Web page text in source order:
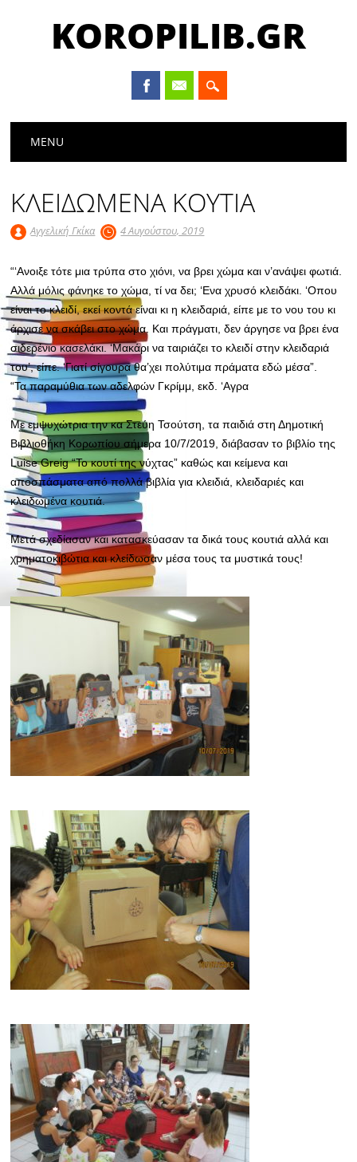
KOROPILIB.GR
Main menu
MENU
ΚΛΕΙΔΩΜΕΝΑ ΚΟΥΤΙΑ
Αγγελική Γκίκα 4 Αυγούστου, 2019
“‘Ανοιξε τότε μια τρύπα στο χιόνι, να βρει χώμα και ν’ανάψει φωτιά.
Αλλά μόλις φάνηκε το χώμα, τί να δει; ‘Ενα χρυσό κλειδάκι. ‘Οπου
είναι το κλειδί, εκεί κοντά είναι κι η κλειδαριά, είπε με το νου του κι
άρχισε να σκάβει στο χώμα. Και πράγματι, δεν άργησε να βρει ένα
σιδερένιο κασελάκι. ‘Mακάρι να ταιριάζει το κλειδί στην κλειδαριά
του’, είπε. ‘Γιατί σίγουρα θα’χει πολύτιμα πράματα εδώ μέσα”.
“Τα παραμύθια των αδελφών Γκρίμμ, εκδ. ‘Αγρα
Με εμψυχώτρια την καΣτεύη Τσούτση, τα παιδιά στη Δημοτική
Βιβλιοθήκη Κορωπίου σήμερα 10/7/2019, διάβασαν το βιβλίο της
Luise Greig “Το κουτί της νύχτας” καθώς και κείμενα και
αποσπάσματα από πολλά βιβλία για κλειδιά, κλειδαριές και
κλειδωμένα κουτιά.
Μετά σχεδίασαν και κατασκεύασαν τα δικά τους κουτιά αλλά και
χρηματοκιβώτια και κλείδωσαν μέσα τους τα μυστικά τους!